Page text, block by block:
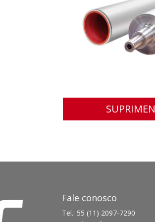
Fale conosco
Tel.: 55 (11) 2097-7290